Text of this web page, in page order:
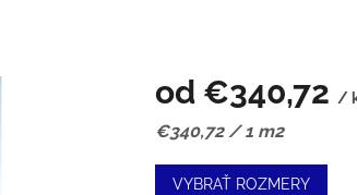
od €340,72 /
Jednotková
€340,72 / 1 m2
VYBRAŤ ROZMERY